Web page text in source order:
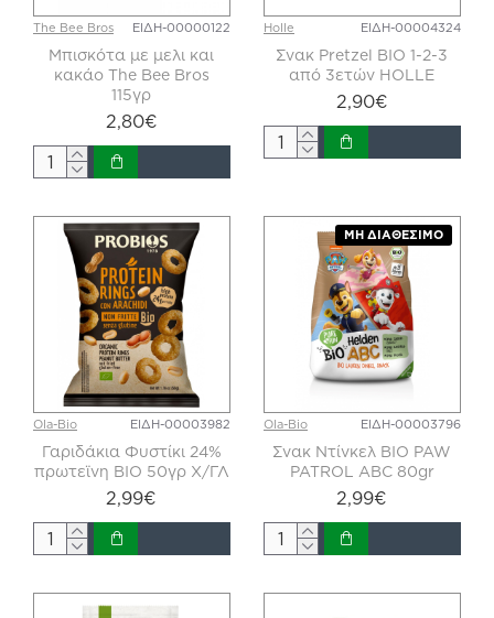
The Bee Bros ΕΙΔΗ-00000122
Μπισκότα με μελι και
κακάο The Bee Bros
115γρ
2,80€
Holle ΕΙΔΗ-00004324
Σνακ Pretzel BIO 1-2-3
από 3ετών HOLLE
2,90€
Ola-Bio ΕΙΔΗ-00003982
Γαριδάκια Φυστίκι 24%
πρωτεϊνη ΒΙΟ 50γρ Χ/ΓΛ
2,99€
ΜΗ ΔΙΑΘΈΣΙΜΟ
Ola-Bio ΕΙΔΗ-00003796
Σνακ Ντίνκελ BIO PAW
PATROL ABC 80gr
2,99€